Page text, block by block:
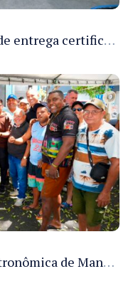
Programa Bolsa Universidade entrega certificados a formandos em Manaus na sede do Executivo municipal
Prefeitura anuncia Rua Gastronômica de Manaus e garante alternativas para 54 ambulantes cadastrados